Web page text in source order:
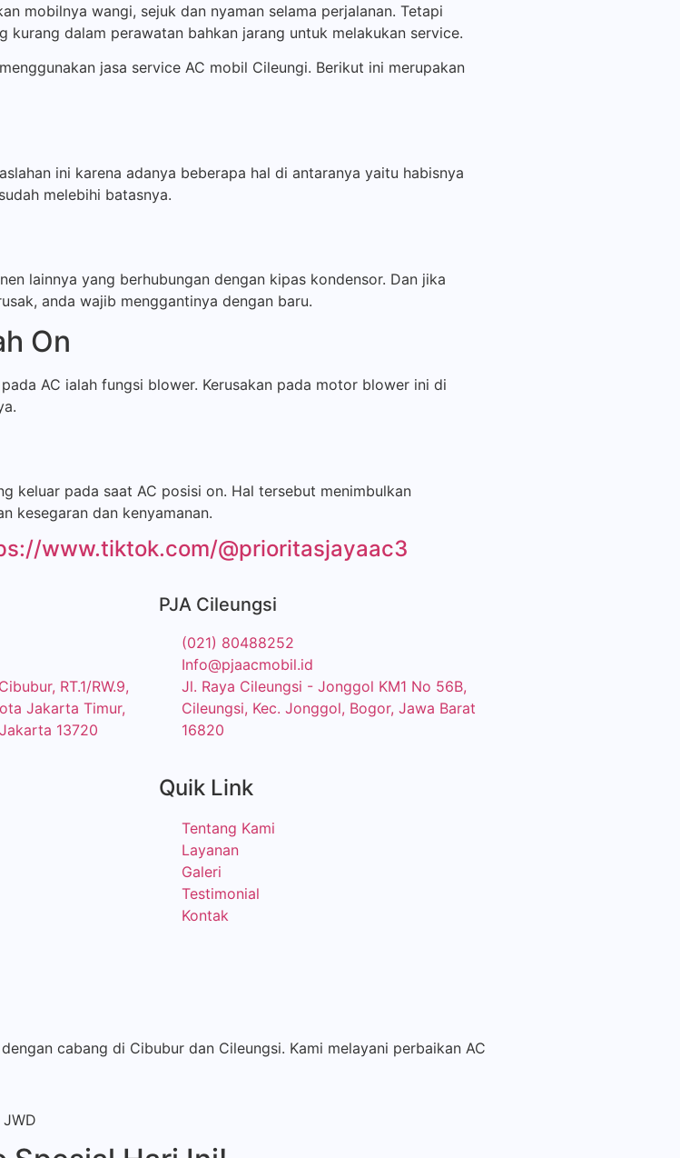
mobilnya wangi, sejuk dan nyaman selama perjalanan. Tetapi
dalam perawatan bahkan jarang untuk melakukan service.
jasa service AC mobil Cileungi. Berikut ini merupakan
ini karena adanya beberapa hal di antaranya yaitu habisnya
melebihi batasnya.
lainnya yang berhubungan dengan kipas kondensor. Dan jika
anda wajib menggantinya dengan baru.
On
AC ialah fungsi blower. Kerusakan pada motor blower ini di
keluar pada saat AC posisi on. Hal tersebut menimbulkan
kesegaran dan kenyamanan.
www.tiktok.com/@prioritasjayaac3
RT.1/RW.9,
Jakarta Timur,
13720
PJA Cileungsi
(021) 80488252
Info@pjaacmobil.id
Jl. Raya Cileungsi - Jonggol KM1 No 56B,
Cileungsi, Kec. Jonggol, Bogor, Jawa Barat
16820
Quik Link
Tentang Kami
Layanan
Galeri
Testimonial
Kontak
cabang di Cibubur dan Cileungsi. Kami melayani perbaikan AC
JWD